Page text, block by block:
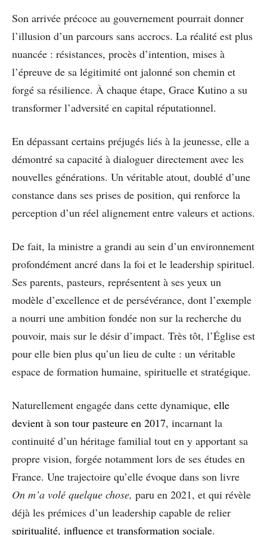
Son arrivée précoce au gouvernement pourrait donner
l’illusion d’un parcours sans accrocs. La réalité est plus
nuancée : résistances, procès d’intention, mises à
l’épreuve de sa légitimité ont jalonné son chemin et
forgé sa résilience. À chaque étape, Grace Kutino a su
transformer l’adversité en capital réputationnel.
En dépassant certains préjugés liés à la jeunesse, elle a
démontré sa capacité à dialoguer directement avec les
nouvelles générations. Un véritable atout, doublé d’une
constance dans ses prises de position, qui renforce la
perception d’un réel alignement entre valeurs et actions.
De fait, la ministre a grandi au sein d’un environnement
profondément ancré dans la foi et le leadership spirituel.
Ses parents, pasteurs, représentent à ses yeux un
modèle d’excellence et de persévérance, dont l’exemple
a nourri une ambition fondée non sur la recherche du
pouvoir, mais sur le désir d’impact. Très tôt, l’Église est
pour elle bien plus qu’un lieu de culte : un véritable
espace de formation humaine, spirituelle et stratégique.
Naturellement engagée dans cette dynamique, elle
devient à son tour pasteure en 2017, incarnant la
continuité d’un héritage familial tout en y apportant sa
propre vision, forgée notamment lors de ses études en
France. Une trajectoire qu’elle évoque dans son livre
On m’a volé quelque chose, paru en 2021, et qui révèle
déjà les prémices d’un leadership capable de relier
spiritualité, influence et transformation sociale.